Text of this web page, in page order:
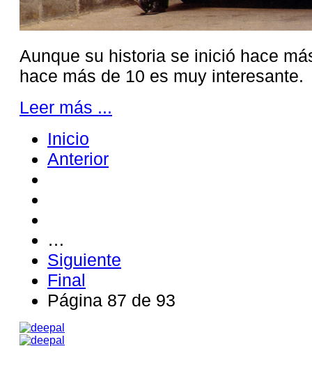
Aunque su historia se inició hace
hace más de 10 es muy interesante.
Leer más ...
Inicio
Anterior
…
Siguiente
Final
Página 87 de 93